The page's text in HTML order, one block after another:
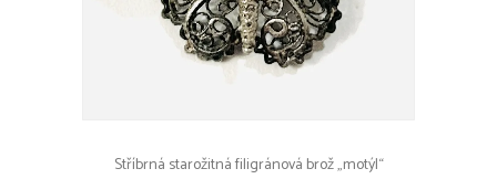
Stříbrná starožitná filigránová brož „motýl“